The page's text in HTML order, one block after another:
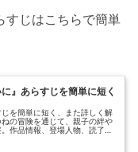
すじはこちらで簡単
』あらすじを簡単に短く
じを簡単に短く、また詳しく解
の冒険を通じて、親子の絆や
作品情報、登場人物、読了時